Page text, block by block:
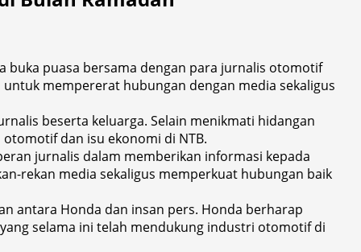
buka puasa bersama dengan para jurnalis otomotif
mempererat hubungan dengan media sekaligus
beserta keluarga. Selain menikmati hidangan
dan isu ekonomi di NTB.
jurnalis dalam memberikan informasi kepada
rekan media sekaligus memperkuat hubungan baik
antara Honda dan insan pers. Honda berharap
selama ini telah mendukung industri otomotif di